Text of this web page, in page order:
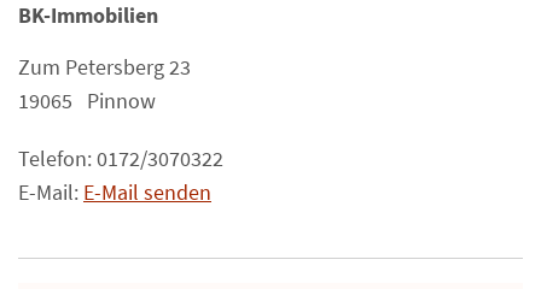
BK-Immobilien
Zum Petersberg 23
19065 Pinnow
Telefon: 0172/3070322
E-Mail: E-Mail senden